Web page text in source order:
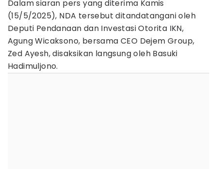
Dalam siaran pers yang diterima Kamis
(15/5/2025), NDA tersebut ditandatangani oleh
Deputi Pendanaan dan Investasi Otorita IKN,
Agung Wicaksono, bersama CEO Dejem Group,
Zed Ayesh, disaksikan langsung oleh Basuki
Hadimuljono.